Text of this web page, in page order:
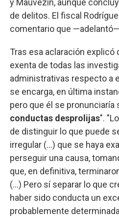
y Mauvezín, aunque
de delitos. El fiscal
comentario que
Tras esa aclaración explicó
exenta de todas las
administrativas respecto a
se encarga, en última
pero que él se pronunciaría
conductas desprolijas".
de distinguir lo que puede
irregular (...) que se haya
perseguir una causa,
que, en definitiva,
(...) Pero sí separar lo que
haber sido conducta un
probablemente